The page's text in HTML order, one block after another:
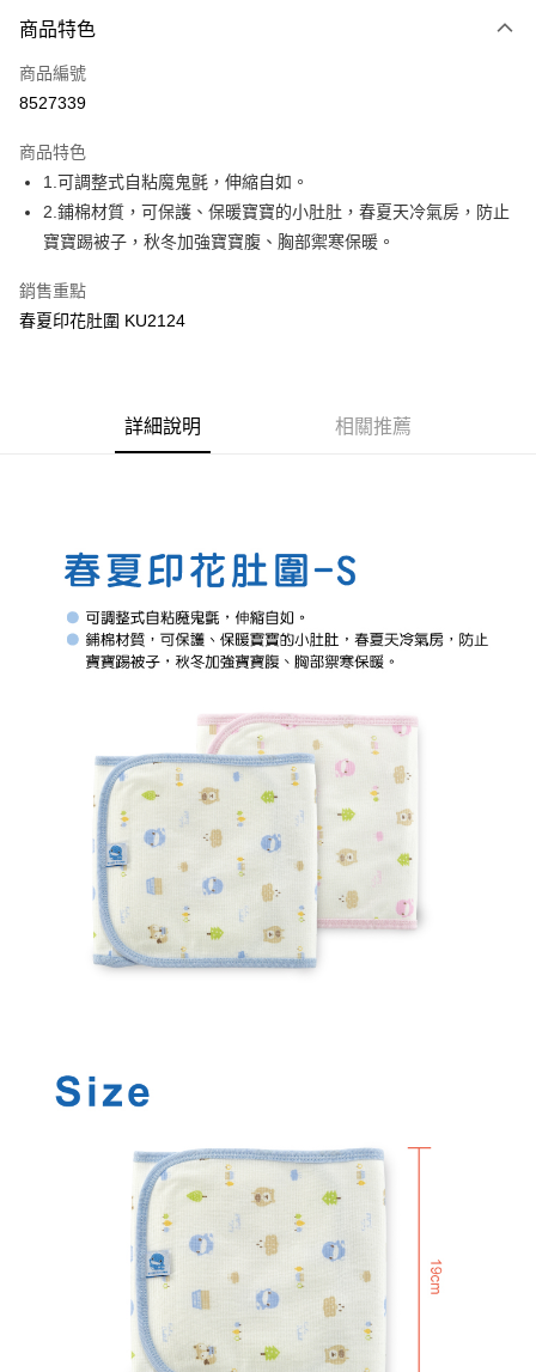
信用卡一次付款
超商取貨付款
Apple Pay
街口支付
Google Pay
【關於「AFTEE先享後付」】
３．安心：先確認商品／服務後，再付款。
１．於結帳方式選擇「AFTEE先享後付」後，將跳轉至「AFTEE先享後付」
結帳頁面，進行簡訊認證並確認金額後，即可完成結帳。
２．訂單成立數日內，您將收到繳費通知簡訊。
ATM／網路銀行／等多元方式進行付款，方視為交易完成。
※ 請注意：結帳手續完成當下不需立刻繳費，但若您需要取消訂單，請聯絡
購買商品的店家。未經商家同意取消之訂單仍視為有效，需透過AFTEE先享
後付繳納相關費用。
※ 交易是否成功請以「AFTEE先享後付 」之結帳頁面顯示為準，若有關於
是否繳費成功／繳費後需取消欲退款等相關疑問，請聯繫「AFTEE先享後付
客戶支援中心」
https://netprotections.freshdesk.com/support/home
【注意事項】
１．透過由恩沛科技股份有限公司提供之「AFTEE先享後付」服務完成之交
易，需依本服務之必要範圍內提供個人資料，並將交易相關給付款項請求債
權轉讓予恩沛科技股份有限公司。
２．關於個人資料處理事宜，請瀏覽以下網址：
４．使用「AFTEE先享後付」時，將依據個別帳號之用戶狀況，依本公司即
時審查核予不同之上限額度；若仍有額度不足之情形，本公司將視審查結果
恩沛科技股份有限公司將有權停止該用戶之使用額度並採取法律行動。
全家取貨付款
7-11取貨付款
每筆NT$150，滿NT$1,299(含以上)免運費
商品特色
商品編號
8527339
商品特色
1.可調整式自粘魔鬼氈，伸縮自如。
2.鋪棉材質，可保護、保暖寶寶的小肚肚，春夏天冷氣房，防止
寶寶踢被子，秋冬加強寶寶腹、胸部禦寒保暖。
銷售重點
春夏印花肚圍 KU2124
詳細說明 相關推薦